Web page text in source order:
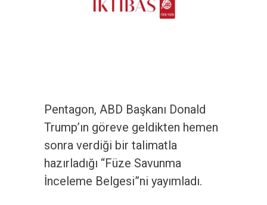
Pentagon, ABD Başkanı Donald
Trump’ın göreve geldikten hemen
sonra verdiği bir talimatla
hazırladığı “Füze Savunma
İnceleme Belgesi”ni yayımladı.